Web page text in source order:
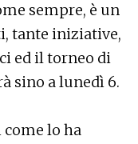
sempre, è un
tante iniziative,
ed il torneo di
sino a lunedì 6.
come lo ha